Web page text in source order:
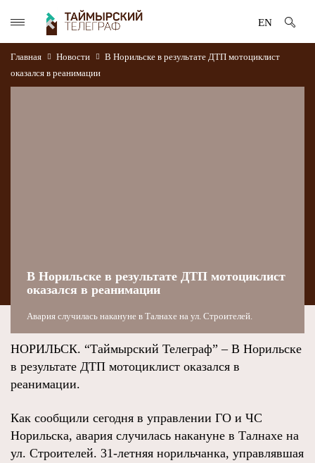
EN
Главная Новости
В Норильске в результате ДТП мотоциклист
оказался в реанимации
В Норильске в результате ДТП мотоциклист
оказался в реанимации
Авария случилась накануне в Талнахе на ул. Строителей.
НОРИЛЬСК. “Таймырский Телеграф” – В Норильске
в результате ДТП мотоциклист оказался в
реанимации.
Как сообщили сегодня в управлении ГО и ЧС
Норильска, авария случилась накануне в Талнахе на
ул. Строителей. 31-летняя норильчанка, управлявшая